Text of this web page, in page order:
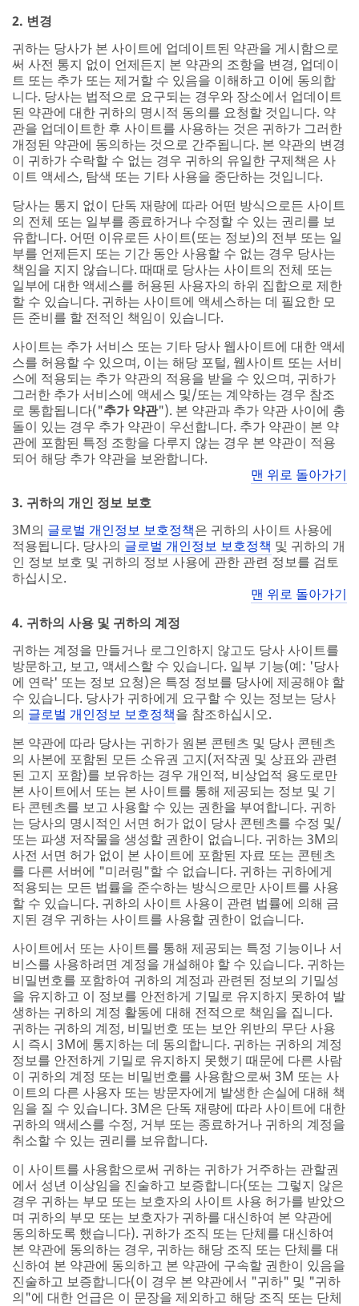
2. 변경
귀하는 당사가 본 사이트에 업데이트된 약관을 게시함으로
써 사전 통지 없이 언제든지 본 약관의 조항을 변경, 업데이
트 또는 추가 또는 제거할 수 있음을 이해하고 이에 동의합
니다. 당사는 법적으로 요구되는 경우와 장소에서 업데이트
된 약관에 대한 귀하의 명시적 동의를 요청할 것입니다. 약
관을 업데이트한 후 사이트를 사용하는 것은 귀하가 그러한
개정된 약관에 동의하는 것으로 간주됩니다. 본 약관의 변경
이 귀하가 수락할 수 없는 경우 귀하의 유일한 구제책은 사
이트 액세스, 탐색 또는 기타 사용을 중단하는 것입니다.
당사는 통지 없이 단독 재량에 따라 어떤 방식으로든 사이트
의 전체 또는 일부를 종료하거나 수정할 수 있는 권리를 보
유합니다. 어떤 이유로든 사이트(또는 정보)의 전부 또는 일
부를 언제든지 또는 기간 동안 사용할 수 없는 경우 당사는
책임을 지지 않습니다. 때때로 당사는 사이트의 전체 또는
일부에 대한 액세스를 허용된 사용자의 하위 집합으로 제한
할 수 있습니다. 귀하는 사이트에 액세스하는 데 필요한 모
든 준비를 할 전적인 책임이 있습니다.
사이트는 추가 서비스 또는 기타 당사 웹사이트에 대한 액세
스를 허용할 수 있으며, 이는 해당 포털, 웹사이트 또는 서비
스에 적용되는 추가 약관의 적용을 받을 수 있으며, 귀하가
그러한 추가 서비스에 액세스 및/또는 계약하는 경우 참조
로 통합됩니다("추가 약관"). 본 약관과 추가 약관 사이에 충
돌이 있는 경우 추가 약관이 우선합니다. 추가 약관이 본 약
관에 포함된 특정 조항을 다루지 않는 경우 본 약관이 적용
되어 해당 추가 약관을 보완합니다.
맨 위로 돌아가기
3. 귀하의 개인 정보 보호
3M의 글로벌 개인정보 보호정책은 귀하의 사이트 사용에
적용됩니다. 당사의 글로벌 개인정보 보호정책 및 귀하의 개
인 정보 보호 및 귀하의 정보 사용에 관한 관련 정보를 검토
하십시오.
맨 위로 돌아가기
4. 귀하의 사용 및 귀하의 계정
귀하는 계정을 만들거나 로그인하지 않고도 당사 사이트를
방문하고, 보고, 액세스할 수 있습니다. 일부 기능(예: '당사
에 연락' 또는 정보 요청)은 특정 정보를 당사에 제공해야 할
수 있습니다. 당사가 귀하에게 요구할 수 있는 정보는 당사
의 글로벌 개인정보 보호정책을 참조하십시오.
본 약관에 따라 당사는 귀하가 원본 콘텐츠 및 당사 콘텐츠
의 사본에 포함된 모든 소유권 고지(저작권 및 상표와 관련
된 고지 포함)를 보유하는 경우 개인적, 비상업적 용도로만
본 사이트에서 또는 본 사이트를 통해 제공되는 정보 및 기
타 콘텐츠를 보고 사용할 수 있는 권한을 부여합니다. 귀하
는 당사의 명시적인 서면 허가 없이 당사 콘텐츠를 수정 및/
또는 파생 저작물을 생성할 권한이 없습니다. 귀하는 3M의
사전 서면 허가 없이 본 사이트에 포함된 자료 또는 콘텐츠
를 다른 서버에 "미러링"할 수 없습니다. 귀하는 귀하에게
적용되는 모든 법률을 준수하는 방식으로만 사이트를 사용
할 수 있습니다. 귀하의 사이트 사용이 관련 법률에 의해 금
지된 경우 귀하는 사이트를 사용할 권한이 없습니다.
사이트에서 또는 사이트를 통해 제공되는 특정 기능이나 서
비스를 사용하려면 계정을 개설해야 할 수 있습니다. 귀하는
비밀번호를 포함하여 귀하의 계정과 관련된 정보의 기밀성
을 유지하고 이 정보를 안전하게 기밀로 유지하지 못하여 발
생하는 귀하의 계정 활동에 대해 전적으로 책임을 집니다.
귀하는 귀하의 계정, 비밀번호 또는 보안 위반의 무단 사용
시 즉시 3M에 통지하는 데 동의합니다. 귀하는 귀하의 계정
정보를 안전하게 기밀로 유지하지 못했기 때문에 다른 사람
이 귀하의 계정 또는 비밀번호를 사용함으로써 3M 또는 사
이트의 다른 사용자 또는 방문자에게 발생한 손실에 대해 책
임을 질 수 있습니다. 3M은 단독 재량에 따라 사이트에 대한
귀하의 액세스를 수정, 거부 또는 종료하거나 귀하의 계정을
취소할 수 있는 권리를 보유합니다.
이 사이트를 사용함으로써 귀하는 귀하가 거주하는 관할권
에서 성년 이상임을 진술하고 보증합니다(또는 그렇지 않은
경우 귀하는 부모 또는 보호자의 사이트 사용 허가를 받았으
며 귀하의 부모 또는 보호자가 귀하를 대신하여 본 약관에
동의하도록 했습니다). 귀하가 조직 또는 단체를 대신하여
본 약관에 동의하는 경우, 귀하는 해당 조직 또는 단체를 대
신하여 본 약관에 동의하고 본 약관에 구속할 권한이 있음을
진술하고 보증합니다(이 경우 본 약관에서 "귀하" 및 "귀하
의"에 대한 언급은 이 문장을 제외하고 해당 조직 또는 단체